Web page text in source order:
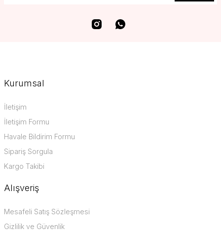
Kurumsal
İletişim
İletişim Formu
Havale Bildirim Formu
Sipariş Sorgula
Kargo Takibi
Alışveriş
Mesafeli Satış Sözleşmesi
Gizlilik ve Güvenlik